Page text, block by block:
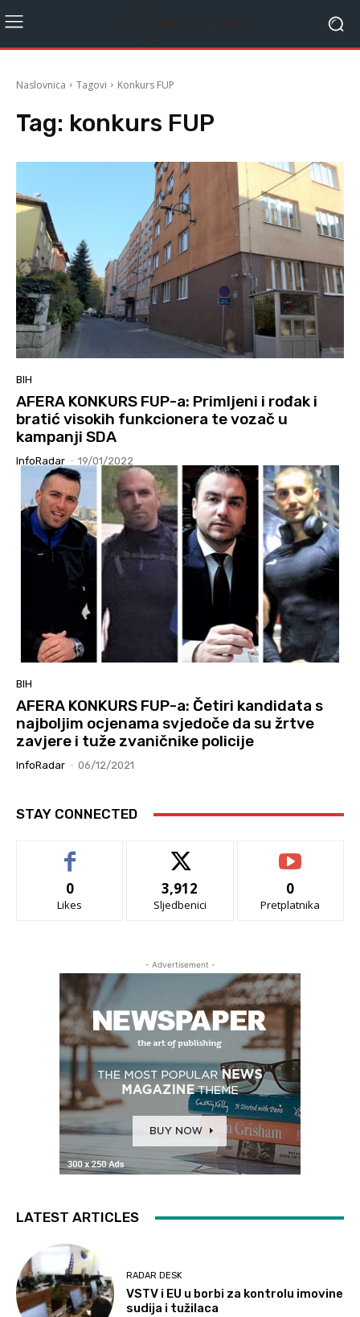
Naslovnica Tagovi Konkurs FUP
Tag: konkurs FUP
BIH
AFERA KONKURS FUP-a: Primljeni i rođak i
bratić visokih funkcionera te vozač u
kampanji SDA
InfoRadar - 19/01/2022
BIH
AFERA KONKURS FUP-a: Četiri kandidata s
najboljim ocjenama svjedoče da su žrtve
zavjere i tuže zvaničnike policije
InfoRadar - 06/12/2021
STAY CONNECTED
0
Likes
3,912
Sljedbenici
0
Pretplatnika
- Advertisement -
LATEST ARTICLES
RADAR DESK
VSTV i EU u borbi za kontrolu imovine
sudija i tužilaca